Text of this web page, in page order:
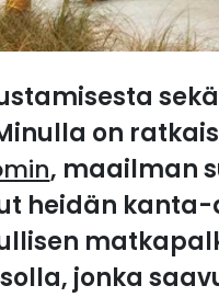
on
, maailman
heidän
jonka